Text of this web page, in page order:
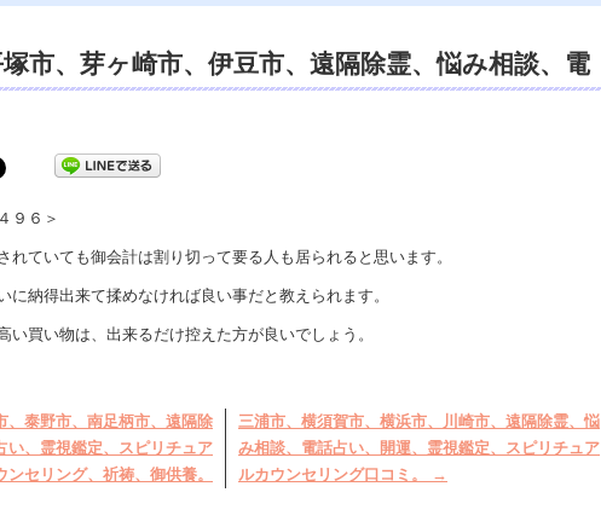
市、芽ヶ崎市、伊豆市、遠隔除霊、悩み相談、電
９６＞
れていても御会計は割り切って要る人も居られると思います。
に納得出来て揉めなければ良い事だと教えられます。
い買い物は、出来るだけ控えた方が良いでしょう。
、泰野市、南足柄市、遠隔除
い、霊視鑑定、スピリチュア
ンセリング、祈祷、御供養。
三浦市、横須賀市、横浜市、川崎市、遠隔除霊、悩
み相談、電話占い、開運、霊視鑑定、スピリチュア
ルカウンセリング口コミ。
→